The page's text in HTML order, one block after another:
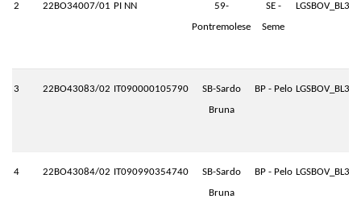
2 22BO34007/01 PI NN
59-
Pontremolese
SE -
Seme
LGSBOV_BL3.P
3 22BO43083/02 IT090000105790
SB-Sardo
Bruna
BP - Pelo LGSBOV_BL3.P
4 22BO43084/02 IT090990354740
SB-Sardo
Bruna
BP - Pelo LGSBOV_BL3.P